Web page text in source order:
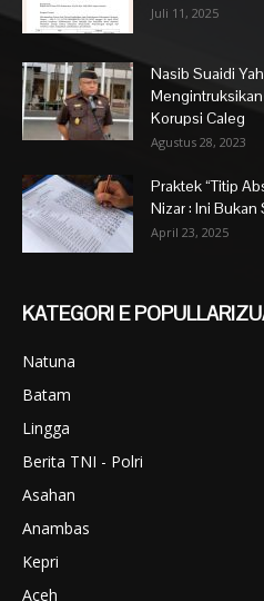
Juli 11, 2025
Nasib Suaidi
Korupsi Caleg
Agustus 28, 2023
Praktek “Titip
Nizar : Ini Bukan
April 23, 2025
KATEGORI E
Natuna
Batam
Lingga
Berita TNI - Polri
Asahan
Anambas
Kepri
Aceh